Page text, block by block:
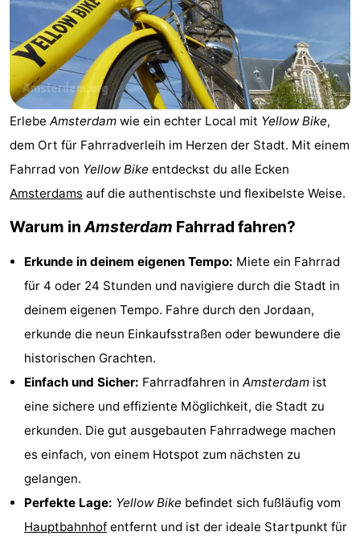
Frühstück)
Museen
Attraktionen
Sehen
&
tun
-
Museen
-
Denkmäler
-
Kirchen
-
Aussichtspunkte
Attraktionen
Rundfahrten
Experiences
Dörfer
Städte
Führungen
Sport
Radfahren
Erlebe Amsterdam wie ein echter Local mit Yellow Bike,
dem Ort für Fahrradverleih im Herzen der Stadt. Mit einem
Fahrrad von Yellow Bike entdeckst du alle Ecken
Amsterdams auf die authentischste und flexibelste Weise.
Warum inAmsterdam Fahrrad fahren?
Erkunde in deinem eigenen Tempo: Miete ein Fahrrad
für 4 oder 24 Stunden und navigiere durch die Stadt in
deinem eigenen Tempo. Fahre durch den Jordaan,
erkunde die neun Einkaufsstraßen oder bewundere die
historischen Grachten.
Einfach und Sicher: Fahrradfahren in Amsterdam ist
eine sichere und effiziente Möglichkeit, die Stadt zu
erkunden. Die gut ausgebauten Fahrradwege machen
es einfach, von einem Hotspot zum nächsten zu
gelangen.
Perfekte Lage: Yellow Bike befindet sich fußläufig vom
Hauptbahnhof entfernt und ist der ideale Startpunkt für